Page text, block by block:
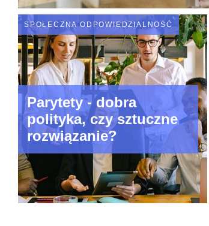
SPOŁECZNA ODPOWIEDZIALNOŚĆ
Parytety - dobra
polityka, czy sztuczne
rozwiązanie?